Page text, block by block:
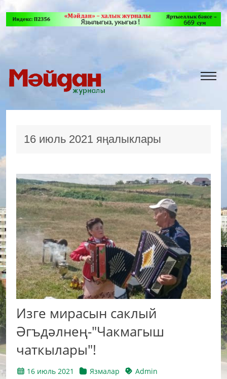
16 июль 2021 яңалыклары
Изге мирасын саклый
Әгъдәлнең-"Чакмагыш
чаткылары"!
16 июль 2021 Язмалар Admin